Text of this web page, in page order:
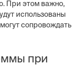
При этом важно,
использованы
сопровождать
при